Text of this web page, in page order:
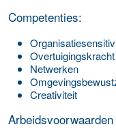
Competenties:
Overtuigingskracht
Netwerken
Creativiteit
Arbeidsvoorwaarden